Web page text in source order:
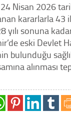
Nisan 2026
kararlarla 43
yılı sonuna
eski Devlet
bulunduğu
alınması